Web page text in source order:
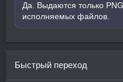
Да. Выдаются только
исполняемых файлов.
Быстрый переход